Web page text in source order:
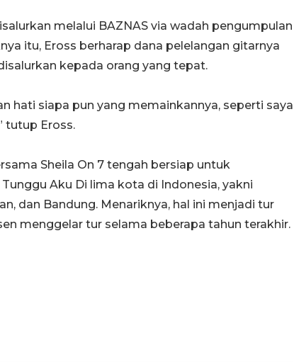
melalui BAZNAS via wadah pengumpulan
itu, Eross berharap dana pelelangan gitarnya
kepada orang yang tepat.
hati siapa pun yang memainkannya, seperti saya
tutup Eross.
Sheila On 7 tengah bersiap untuk
Aku Di lima kota di Indonesia, yakni
dan Bandung. Menariknya, hal ini menjadi tur
menggelar tur selama beberapa tahun terakhir.